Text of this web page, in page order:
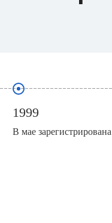
1999
В мае